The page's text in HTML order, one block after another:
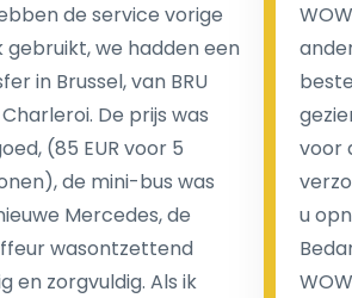
voordelen van
vast tarief voor uw rit. In
taxi's met taxameter
extra kosten in rekening voor de
of extra kosten voor
vertraging heeft.
de service vorige
gebruikt, we hadden een
in Brussel, van BRU
De prijs was
(85 EUR voor 5
de mini-bus was
Mercedes, de
wasontzettend
en zorgvuldig. Als ik
voor
u